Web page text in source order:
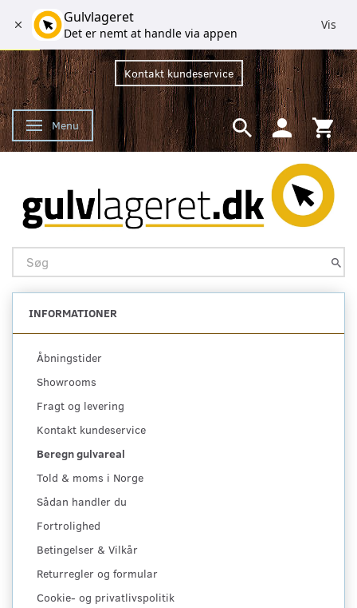
Kontakt kundeservice
Skifte navigation
Menu
INFORMATIONER
Åbningstider
Showrooms
Fragt og levering
Kontakt kundeservice
Beregn gulvareal
Told & moms i Norge
Sådan handler du
Fortrolighed
Betingelser & Vilkår
Returregler og formular
Cookie- og privatlivspolitik
Gulvlageret
Det er nemt at handle via appen
Vis